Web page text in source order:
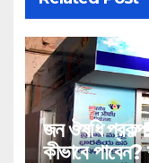
জন ঔষধি
কীভাবে